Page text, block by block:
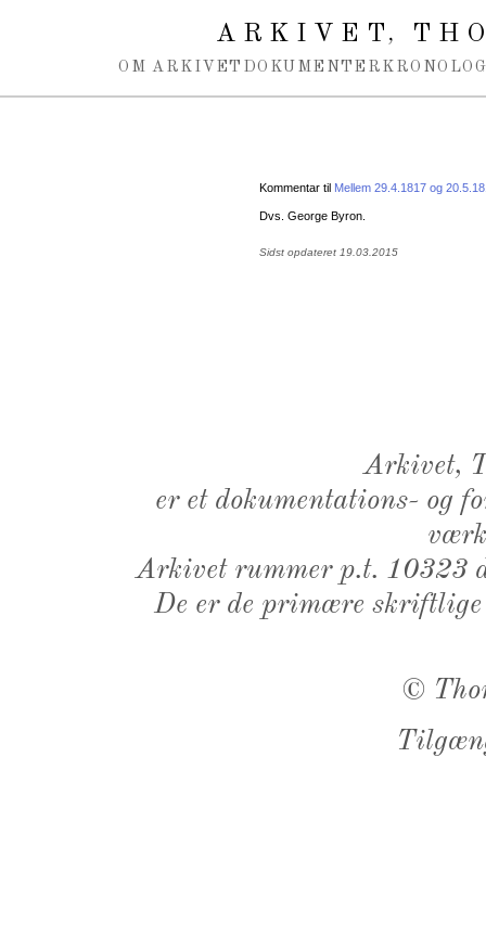
ARKIVET,
OM ARKIVET DOKUMENTER
Kommentar til Mellem 29.4.1817 og
Dvs. George Byron.
Sidst opdateret 19.03.2015
Arkivet,
er et dokumentations- og
Arkivet rummer p.t. 10323
De er de primære
©